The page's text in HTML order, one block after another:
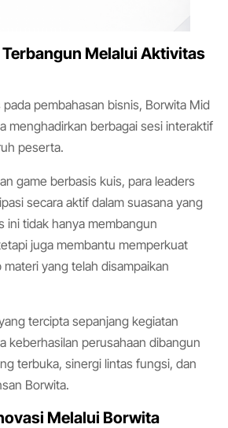
Melalui Aktivitas
pembahasan bisnis, Borwita Mid
menghadirkan berbagai sesi interaktif
peserta.
game berbasis kuis, para leaders
secara aktif dalam suasana yang
ini tidak hanya membangun
juga membantu memperkuat
yang telah disampaikan
tercipta sepanjang kegiatan
keberhasilan perusahaan dibangun
terbuka, sinergi lintas fungsi, dan
Borwita.
Melalui Borwita